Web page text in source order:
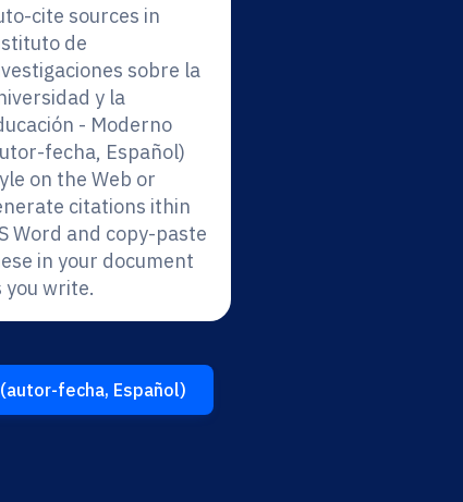
cite sources in
de
sobre la
y la
- Moderno
fecha, Español)
on the Web or
citations ithin
Word and copy-paste
in your document
you write.
fecha, Español)